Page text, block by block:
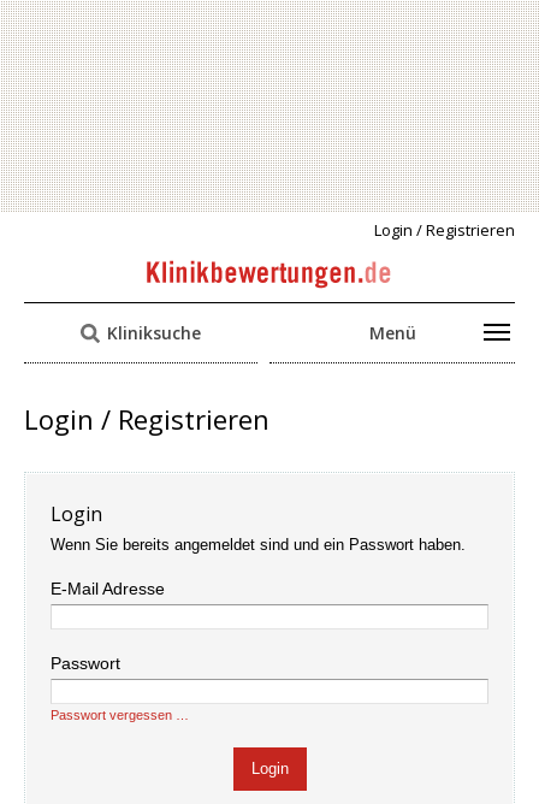
Login / Registrieren
Kliniksuche Menü
Login / Registrieren
Login
Wenn Sie bereits angemeldet sind und ein Passwort haben.
E-Mail Adresse
Passwort
Passwort vergessen …